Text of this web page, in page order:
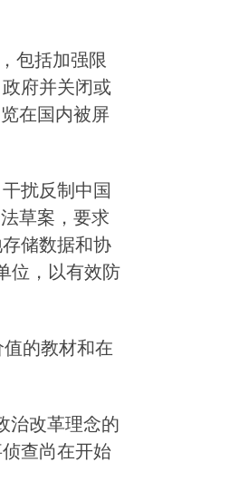
包括加强限
府并关闭或
在国内被屏
扰反制中国
草案，要求
储数据和协
位，以有效防
值的教材和在
治改革理念的
查尚在开始